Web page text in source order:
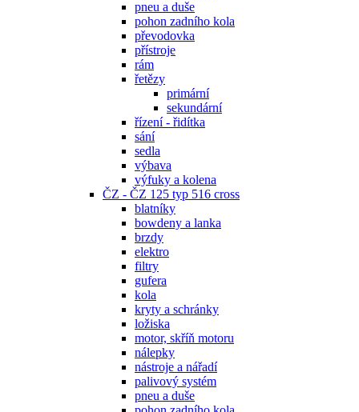
pneu a duše
pohon zadního kola
převodovka
přístroje
rám
řetězy
primární
sekundární
řízení - řidítka
sání
sedla
výbava
výfuky a kolena
ČZ - ČZ 125 typ 516 cross
blatníky
bowdeny a lanka
brzdy
elektro
filtry
gufera
kola
kryty a schránky
ložiska
motor, skříň motoru
nálepky
nástroje a nářadí
palivový systém
pneu a duše